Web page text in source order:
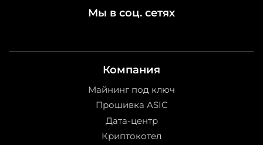
Мы в соц. сетях
Компания
Майнинг под ключ
Прошивка ASIC
Дата-центр
Криптокотел